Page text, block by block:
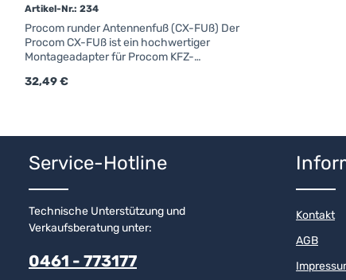
Artikel-Nr.: 234
Procom runder Antennenfuß (CX-FUß) Der
Procom CX-FUß ist ein hochwertiger
Montageadapter für Procom KFZ-
DatenProcom CX-FUßM6-GewindeForm:
Regulärer Preis:
32,49 €
Produkt Anzahl: Gib den
Service-Hotline
Technische Unterstützung und
Verkaufsberatung unter:
0461 - 773177
Kontakt
AGB